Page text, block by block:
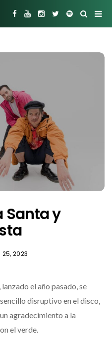
Santa y
25, 2023
lanzado el año pasado, se
sencillo disruptivo en el disco,
agradecimiento a la
el verde.